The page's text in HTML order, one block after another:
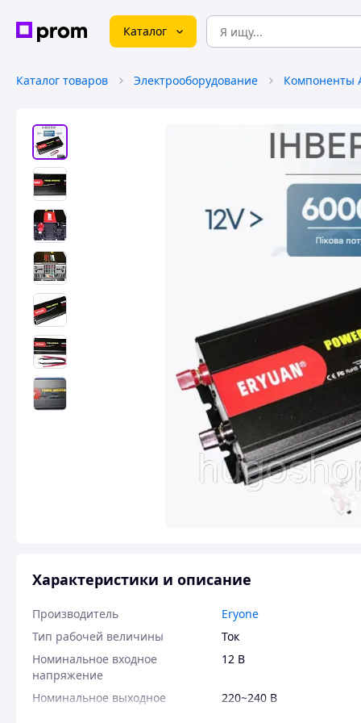
Каталог
Каталог товаров Электрооборудование Компоненты
Характеристики и описание
Производитель
Eryone
Тип рабочей величины
Ток
Номинальное входное
напряжение
12 В
Номинальное выходное
220~240 В